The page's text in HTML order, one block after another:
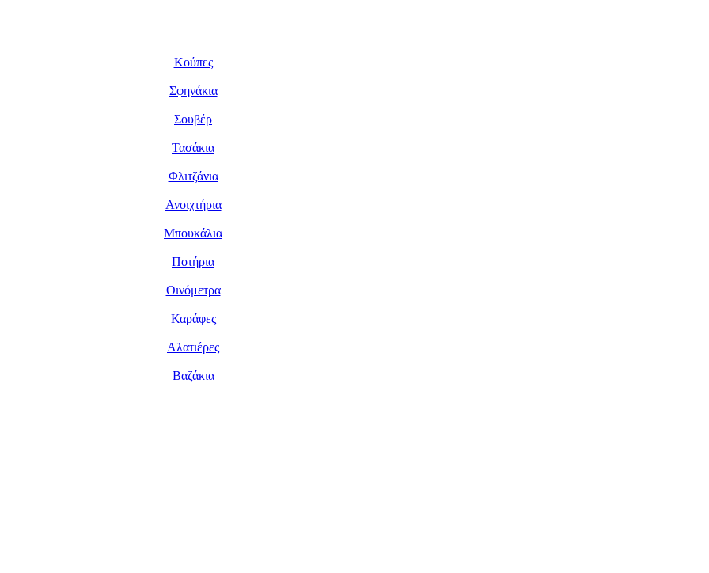
Κούπες
Σφηνάκια
Σουβέρ
Τασάκια
Φλιτζάνια
Ανοιχτήρια
Μπουκάλια
Ποτήρια
Οινόμετρα
Καράφες
Αλατιέρες
Βαζάκια